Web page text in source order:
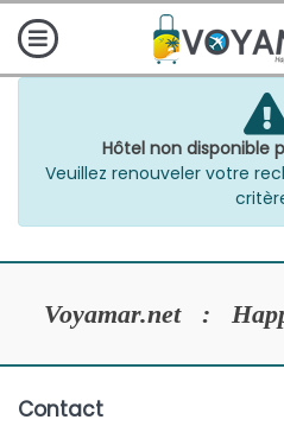
Hôtel non disponible
Veuillez renouveler votre
Voyamar.net :
Contact